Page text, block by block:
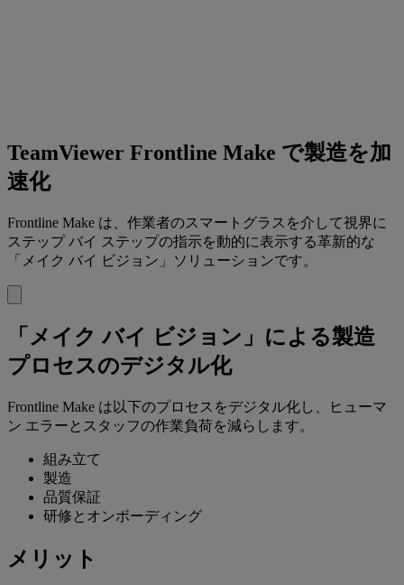
TeamViewer Frontline Make で製造を加
速化
Frontline Make は、作業者のスマートグラスを介して視界に
ステップ バイ ステップの指示を動的に表示する革新的な
「メイク バイ ビジョン」ソリューションです。
「メイク バイ ビジョン」による製造
プロセスのデジタル化
Frontline Make は以下のプロセスをデジタル化し、ヒューマ
ン エラーとスタッフの作業負荷を減らします。
組み立て
製造
品質保証
研修とオンボーディング
メリット